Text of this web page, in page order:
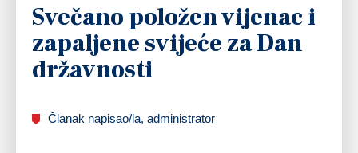
Svečano položen vijenac i
zapaljene svijeće za Dan
državnosti
Članak napisao/la, administrator